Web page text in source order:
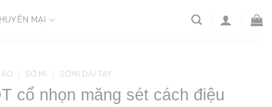
MẠI
ÁO SƠ MI SƠMI DÀI TAY
cổ nhọn măng sét cách điệu